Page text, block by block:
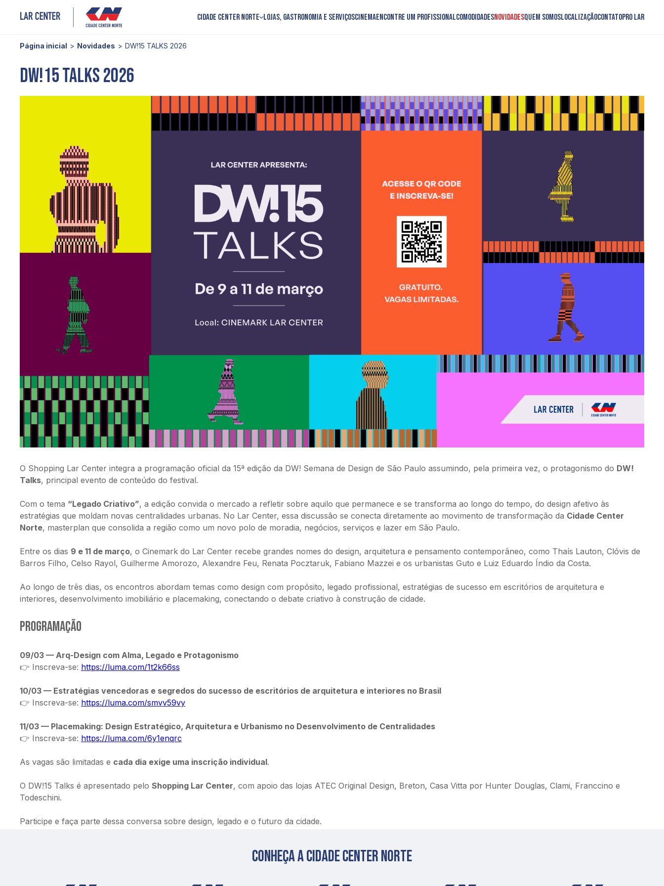
Cidade Center Norte Lojas, Gastronomia e ServiçosCinemaEncontre um profissionalComodidadesNovidadesQuem somosLocalizaçãoContatoPRO LAR
Página inicial Novidades DW!15 TALKS 2026
DW!15 TALKS 2026
O Shopping Lar Center integra a programação oficial da 15ª edição da DW! Semana de Design de São Paulo assumindo, pela primeira vez, o protagonismo do DW!
Talks, principal evento de conteúdo do festival.
Com o tema “Legado Criativo”, a edição convida o mercado a refletir sobre aquilo que permanece e se transforma ao longo do tempo, do design afetivo às
estratégias que moldam novas centralidades urbanas. No Lar Center, essa discussão se conecta diretamente ao movimento de transformação da Cidade Center
Norte, masterplan que consolida a região como um novo polo de moradia, negócios, serviços e lazer em São Paulo.
Entre os dias 9 e 11 de março, o Cinemark do Lar Center recebe grandes nomes do design, arquitetura e pensamento contemporâneo, como Thaís Lauton, Clóvis de
Barros Filho, Celso Rayol, Guilherme Amorozo, Alexandre Feu, Renata Pocztaruk, Fabiano Mazzei e os urbanistas Guto e Luiz Eduardo Índio da Costa.
Ao longo de três dias, os encontros abordam temas como design com propósito, legado profissional, estratégias de sucesso em escritórios de arquitetura e
interiores, desenvolvimento imobiliário e placemaking, conectando o debate criativo à construção de cidade.
Programação
09/03 — Arq-Design com Alma, Legado e Protagonismo
👉 Inscreva-se: https://luma.com/1t2k66ss
10/03 — Estratégias vencedoras e segredos do sucesso de escritórios de arquitetura e interiores no Brasil
👉 Inscreva-se: https://luma.com/smvv59vy
11/03 — Placemaking: Design Estratégico, Arquitetura e Urbanismo no Desenvolvimento de Centralidades
👉 Inscreva-se: https://luma.com/6y1enqrc
As vagas são limitadas e cada dia exige uma inscrição individual.
O DW!15 Talks é apresentado pelo Shopping Lar Center, com apoio das lojas ATEC Original Design, Breton, Casa Vitta por Hunter Douglas, Clami, Franccino e
Todeschini.
Participe e faça parte dessa conversa sobre design, legado e o futuro da cidade.
Conheça a cidade center norte